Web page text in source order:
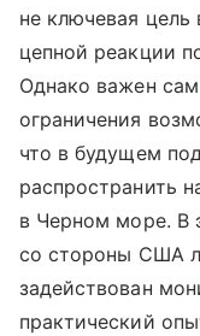
не ключевая цель
цепной реакции
Однако важен
ограничения
что в будущем
распространить
в Черном море. В
со стороны США
задействован
практический